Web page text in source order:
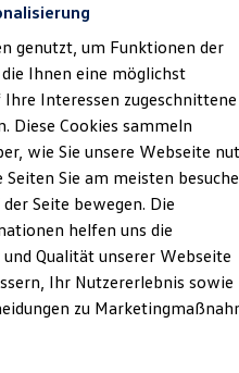
für Nutzfahrzeuge
Seite ist die Auto-Technik
)
Brandenburg
06:30-18:00 Uhr
08:00 -13:00 Uhr
genutzt, um Funktionen der
Ihnen eine möglichst
Interessen zugeschnittene
Diese Cookies sammeln
wie Sie unsere Webseite
Sie am meisten
Seite bewegen. Die
helfen uns die
Qualität unserer Webseite
Ihr Nutzererlebnis sowie
zu